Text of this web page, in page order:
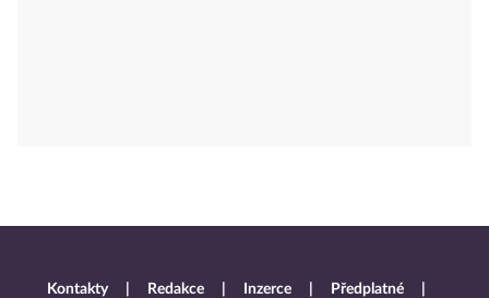
Kontakty Redakce Inzerce Předplatné